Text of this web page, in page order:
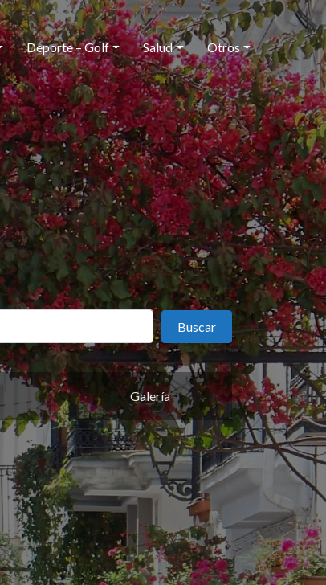
Deporte – Golf Salud
Otros
BuscarBuscar
Galería